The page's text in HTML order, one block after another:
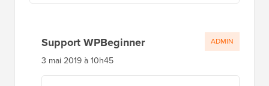
Support WPBeginner
3 mai 2019 à 10h45
ADMIN